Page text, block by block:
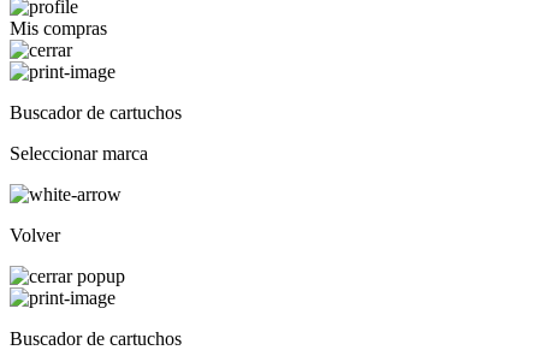
Mis compras
Buscador de cartuchos
Seleccionar marca
Volver
Buscador de cartuchos